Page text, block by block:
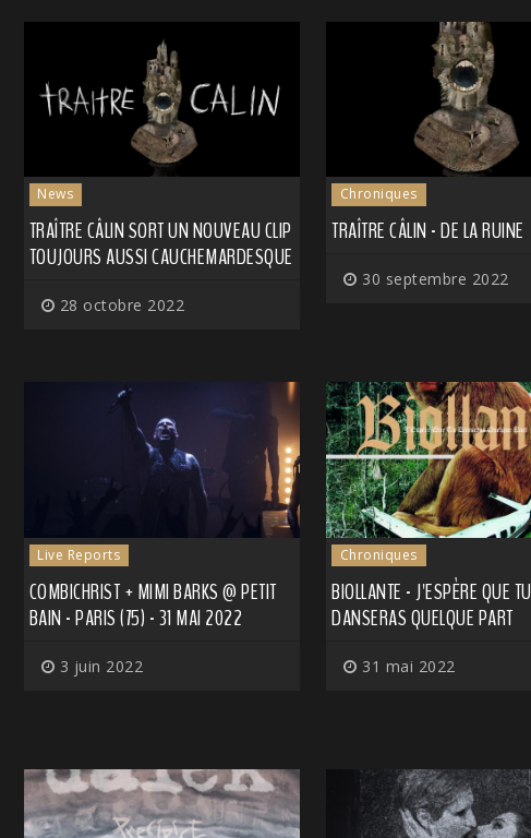
News
TRAÎTRE CÂLIN SORT UN NOUVEAU CLIP
TOUJOURS AUSSI CAUCHEMARDESQUE
28 octobre 2022
Chroniques
TRAÎTRE CÂLIN - DE LA RUINE
30 septembre 2022
Live Reports
COMBICHRIST + MIMI BARKS @ PETIT
BAIN - PARIS (75) - 31 MAI 2022
3 juin 2022
Chroniques
BIOLLANTE - J'ESPÈRE QUE TU
DANSERAS QUELQUE PART
31 mai 2022